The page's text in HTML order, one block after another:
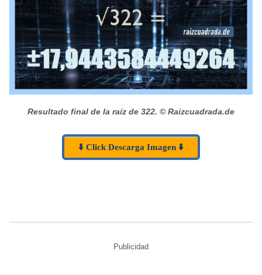
Resultado final de la raíz de 322. © Raizcuadrada.de
⬇️ Click Descarga Imagen ⬇️
Publicidad